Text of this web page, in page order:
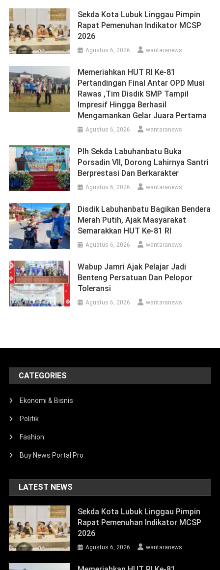
Sekda Kota Lubuk Linggau Pimpin
Rapat Pemenuhan Indikator MCSP
2026
Agustus 6, 2026 wantaranews
Memeriahkan HUT RI Ke-81
Pertandingan Final Antar OPD Musi
Rawas ,Tim Disdik SMP Tampil
Impresif Hingga Berhasil
Mengamankan Gelar Juara Pertama
Agustus 6, 2026 wantaranews
Plh Sekda Labuhanbatu Buka
Porsadin VII, Dorong Lahirnya Santri
Berprestasi Dan Berkarakter
Agustus 6, 2026 wantaranews
Disdik Labuhanbatu Bagikan Bendera
Merah Putih, Ajak Masyarakat
Semarakkan HUT Ke-81 RI
Agustus 6, 2026 wantaranews
Wabup Jamri Ajak Pelajar Jadi
Benteng Persatuan Dan Pelopor
Toleransi
Agustus 6, 2026 wantaranews
CATEGORIES
Ekonomi & Bisnis
Politik
Fashion
Buy News Portal Pro
LATEST NEWS
Sekda Kota Lubuk Linggau Pimpin
Rapat Pemenuhan Indikator MCSP
2026
Agustus 6, 2026 wantaranews